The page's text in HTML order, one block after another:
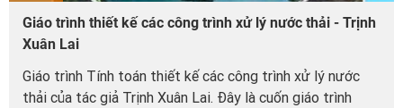
Giáo trình thiết kế các công trình xử lý nước thải - Trịnh
Xuân Lai
Giáo trình Tính toán thiết kế các công trình xử lý nước
thải của tác giả Trịnh Xuân Lai. Đây là cuốn giáo trình